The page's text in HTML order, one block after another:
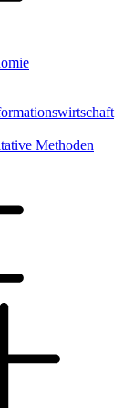
Methoden